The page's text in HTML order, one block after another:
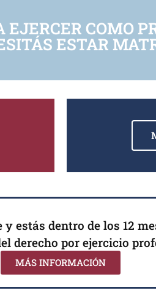
EJERCER COMO
ESTAR
estás dentro de los 12
derecho por ejercicio
MÁS INFORMACIÓN